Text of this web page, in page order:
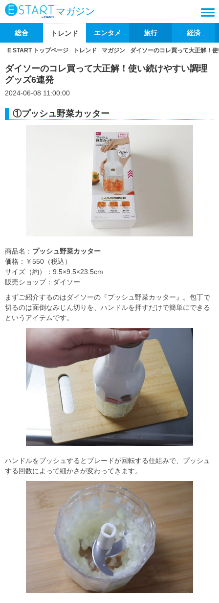
マガジン
総合 トレンド エンタメ 旅行 経済
E START トップページ トレンド マガジン ダイソーのコレ買って大正解！
ダイソーのコレ買って大正解！使い続けやすい調理
グッズ6連発
2024-06-08 11:00:00
①プッシュ野菜カッター
商品名： プッシュ野菜カッター
価格：￥550（税込）
サイズ（約）：9.5×9.5×23.5cm
販売ショップ：ダイソー
まずご紹介するのはダイソーの『プッシュ野菜カッター』。包丁で
切るのは面倒なみじん切りを、ハンドルを押すだけで簡単にできる
というアイテムです。
ハンドルをプッシュするとブレードが回転する仕組みで、プッシュ
する回数によって細かさが変わってきます。